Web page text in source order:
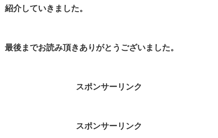
紹介していきました。
最後までお読み頂きありがとうございました。
スポンサーリンク
スポンサーリンク